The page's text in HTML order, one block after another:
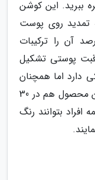
ببرید. این کوشن
به تمدید روی پوست
می ماند و بیش از 83 درصد آن را ترکیبات
پوستی تشکیل
دارد اما همچنان
از پوشش خوبی برخوردار است. این محصول هم در 30
بتوانند رنگ